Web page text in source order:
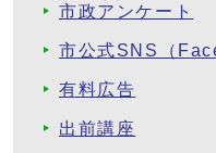
市政アンケート
市公式SNS（
有料広告
出前講座